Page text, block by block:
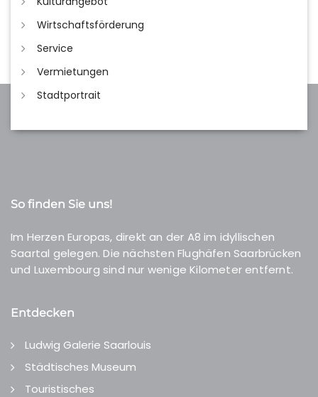
Wirtschaftsförderung
Service
Vermietungen
Stadtportrait
So finden Sie uns!
Im Herzen Europas, direkt an der A8 im idyllischen
Saartal gelegen. Die nächsten Flughäfen Saarbrücken
und Luxembourg sind nur wenige Kilometer entfernt.
Entdecken
Ludwig Galerie Saarlouis
Städtisches Museum
Touristisches